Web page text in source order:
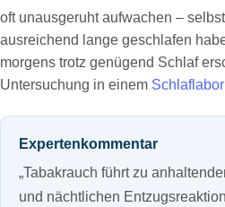
oft unausgeruht aufwachen –
ausreichend lange geschlafen
morgens trotz genügend Schlaf
Untersuchung in einem
Expertenkommentar
„Tabakrauch führt zu
und nächtlichen